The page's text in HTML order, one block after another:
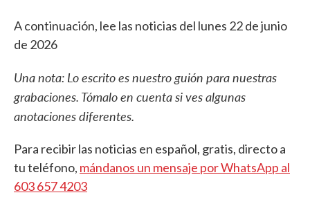
A continuación, lee las noticias del lunes 22 de junio
de 2026
Una nota: Lo escrito es nuestro guión para nuestras
grabaciones. Tómalo en cuenta si ves algunas
anotaciones diferentes.
Para recibir las noticias en español, gratis, directo a
tu teléfono, mándanos un mensaje por WhatsApp al
603 657 4203